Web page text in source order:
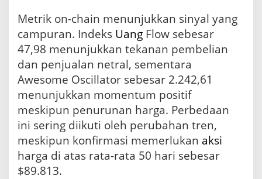
Metrik on-chain menunjukkan sinyal yang
campuran. Indeks Uang Flow sebesar
47,98 menunjukkan tekanan pembelian
dan penjualan netral, sementara
Awesome Oscillator sebesar 2.242,61
menunjukkan momentum positif
meskipun penurunan harga. Perbedaan
ini sering diikuti oleh perubahan tren,
meskipun konfirmasi memerlukan aksi
harga di atas rata-rata 50 hari sebesar
$89.813.